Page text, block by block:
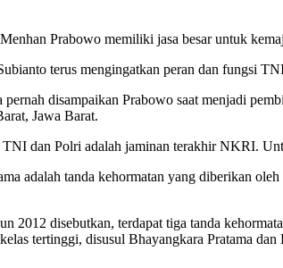
Prabowo memiliki jasa besar untuk
terus mengingatkan peran dan fungsi
disampaikan Prabowo saat menjadi
Jawa Barat.
TNI dan Polri adalah jaminan terakhir NKRI.
adalah tanda kehormatan yang diberikan
2012 disebutkan, terdapat tiga tanda
tertinggi, disusul Bhayangkara Pratama